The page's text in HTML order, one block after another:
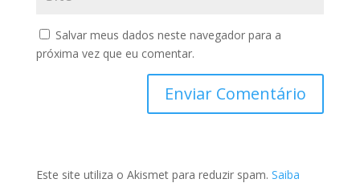
Salvar meus dados neste navegador para a
próxima vez que eu comentar.
Este site utiliza o Akismet para reduzir spam. Saiba